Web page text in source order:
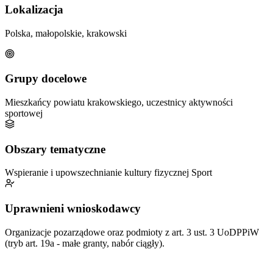
Lokalizacja
Polska, małopolskie, krakowski
Grupy docelowe
Mieszkańcy powiatu krakowskiego, uczestnicy aktywności
sportowej
Obszary tematyczne
Wspieranie i upowszechnianie kultury fizycznej Sport
Uprawnieni wnioskodawcy
Organizacje pozarządowe oraz podmioty z art. 3 ust. 3 UoDPPiW
(tryb art. 19a - małe granty, nabór ciągły).